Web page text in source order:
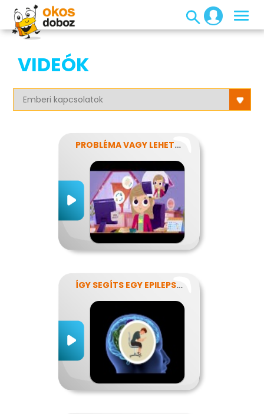
VIDEÓK
PROBLÉMA VAGY LEHETŐSÉG?
ÍGY SEGÍTS EGY EPILEPSZIÁSNAK